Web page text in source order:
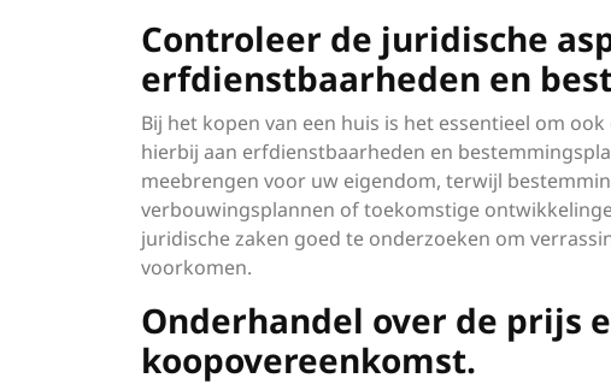
Controleer de juridische
erfdienstbaarheden en
Bij het kopen van een huis is het essentieel om
hierbij aan erfdienstbaarheden en
meebrengen voor uw eigendom, terwijl
verbouwingsplannen of toekomstige
juridische zaken goed te onderzoeken om
voorkomen.
Onderhandel over de prijs
koopovereenkomst.